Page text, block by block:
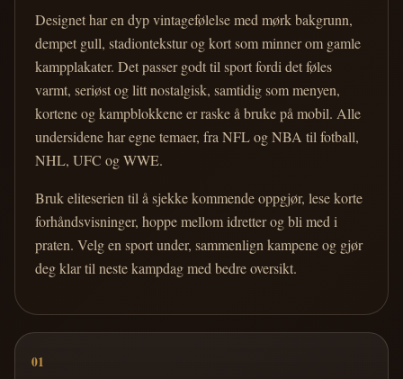
Designet har en dyp vintagefølelse med mørk bakgrunn,
dempet gull, stadiontekstur og kort som minner om gamle
kampplakater. Det passer godt til sport fordi det føles
varmt, seriøst og litt nostalgisk, samtidig som menyen,
kortene og kampblokkene er raske å bruke på mobil. Alle
undersidene har egne temaer, fra NFL og NBA til fotball,
NHL, UFC og WWE.
Bruk eliteserien til å sjekke kommende oppgjør, lese korte
forhåndsvisninger, hoppe mellom idretter og bli med i
praten. Velg en sport under, sammenlign kampene og gjør
deg klar til neste kampdag med bedre oversikt.
01